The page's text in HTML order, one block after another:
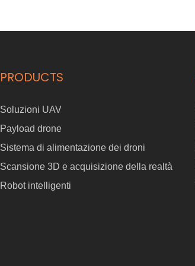
PRODUCTS
Soluzioni UAV
Payload drone
Sistema di alimentazione dei droni
Scansione 3D e acquisizione della realtà
Robot intelligenti